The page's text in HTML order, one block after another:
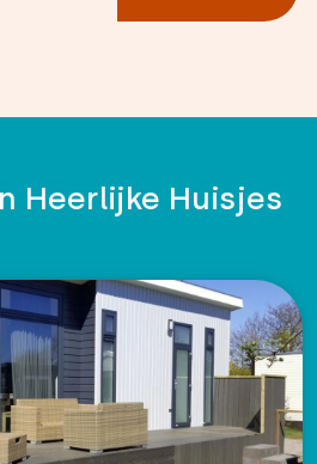
Heerlijke Huisjes